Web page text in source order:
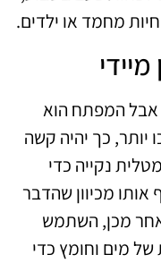
מחמד או ילדים.
אבל המפתח הוא
יותר, כך יהיה קשה
נקייה כדי
מכיוון שהדבר
מכן, השתמש
מים וחומץ כדי